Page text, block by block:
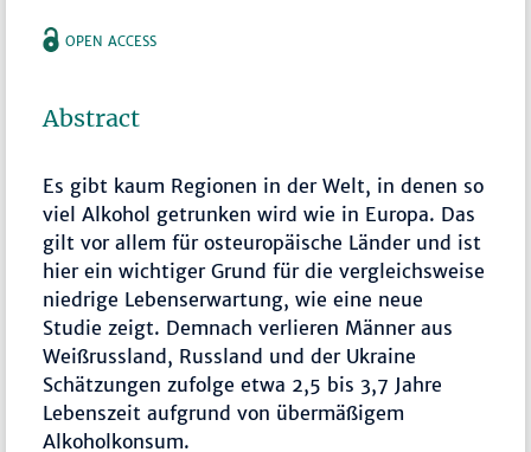
OPEN ACCESS
Abstract
Es gibt kaum Regionen in der Welt, in denen so
viel Alkohol getrunken wird wie in Europa. Das
gilt vor allem für osteuropäische Länder und ist
hier ein wichtiger Grund für die vergleichsweise
niedrige Lebenserwartung, wie eine neue
Studie zeigt. Demnach verlieren Männer aus
Weißrussland, Russland und der Ukraine
Schätzungen zufolge etwa 2,5 bis 3,7 Jahre
Lebenszeit aufgrund von übermäßigem
Alkoholkonsum.